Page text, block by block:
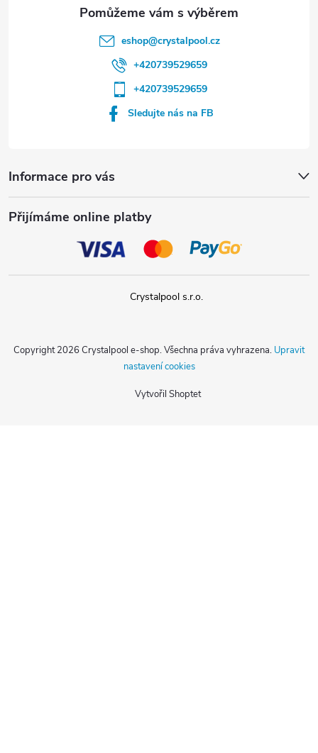
Informace pro vás
Přijímáme online platby
eshop@crystalpool.cz
+420739529659
+420739529659
Sledujte nás na FB
Crystalpool s.r.o.
Vytvořil Shoptet
Copyright 2026 Crystalpool e-shop. Všechna práva vyhrazena. Upravit
nastavení cookies